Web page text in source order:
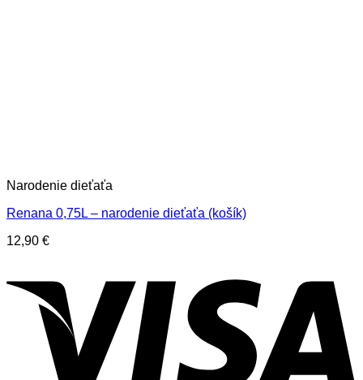
Narodenie dieťaťa
Renana 0,75L – narodenie dieťaťa (košík)
12,90 €